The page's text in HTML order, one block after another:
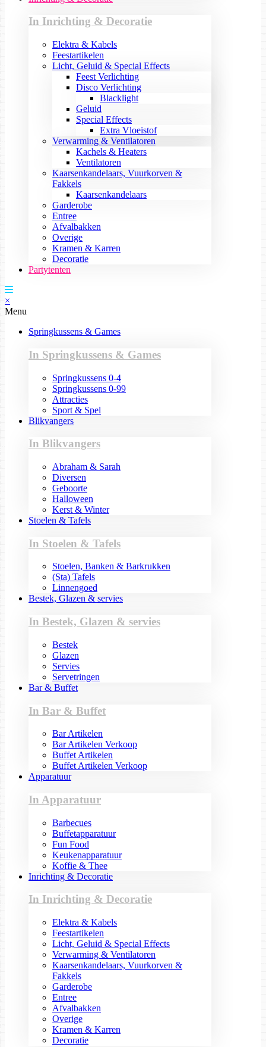
In Inrichting & Decoratie
Elektra & Kabels
Feestartikelen
Licht, Geluid & Special Effects
Feest Verlichting
Disco Verlichting
Blacklight
Geluid
Special Effects
Extra Vloeistof
Verwarming & Ventilatoren
Kachels & Heaters
Ventilatoren
Kaarsenkandelaars, Vuurkorven &
Fakkels
Kaarsenkandelaars
Garderobe
Entree
Afvalbakken
Overige
Kramen & Karren
Decoratie
Partytenten
×
Menu
Springkussens & Games
In Springkussens & Games
Springkussens 0-4
Springkussens 0-99
Attracties
Sport & Spel
Blikvangers
In Blikvangers
Abraham & Sarah
Diversen
Geboorte
Halloween
Kerst & Winter
Stoelen & Tafels
In Stoelen & Tafels
Stoelen, Banken & Barkrukken
(Sta) Tafels
Linnengoed
Bestek, Glazen & servies
In Bestek, Glazen & servies
Bestek
Glazen
Servies
Servetringen
Bar & Buffet
In Bar & Buffet
Bar Artikelen
Bar Artikelen Verkoop
Buffet Artikelen
Buffet Artikelen Verkoop
Apparatuur
In Apparatuur
Barbecues
Buffetapparatuur
Fun Food
Keukenapparatuur
Koffie & Thee
Inrichting & Decoratie
In Inrichting & Decoratie
Elektra & Kabels
Feestartikelen
Licht, Geluid & Special Effects
Verwarming & Ventilatoren
Kaarsenkandelaars, Vuurkorven &
Fakkels
Garderobe
Entree
Afvalbakken
Overige
Kramen & Karren
Decoratie